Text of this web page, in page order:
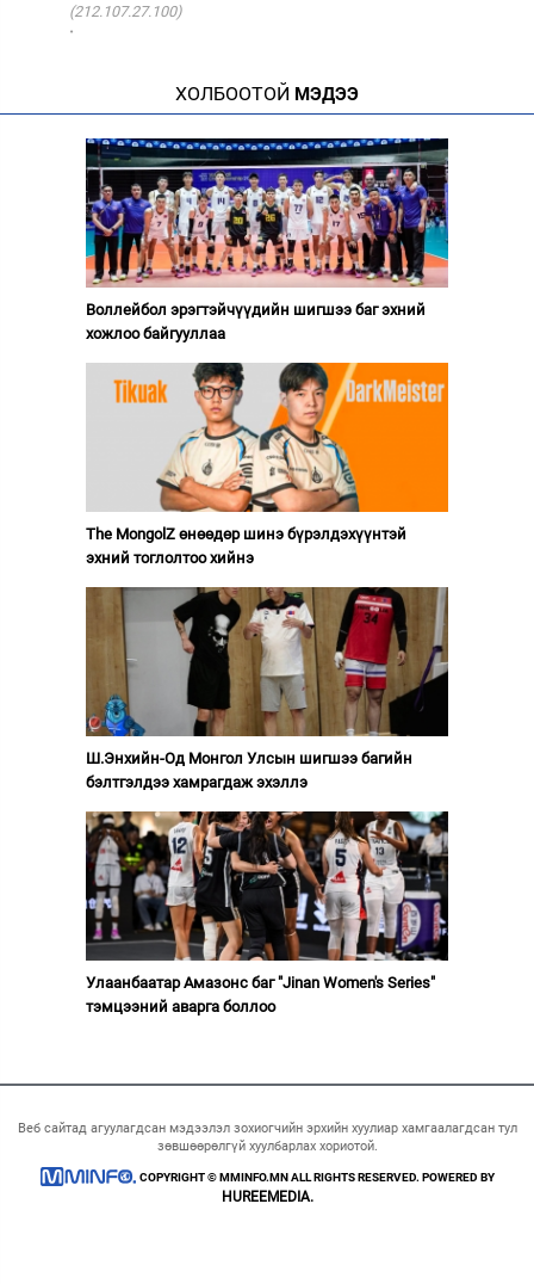
(212.107.27.100)
·
ХОЛБООТОЙ МЭДЭЭ
Воллейбол эрэгтэйчүүдийн шигшээ баг эхний
хожлоо байгууллаа
The MongolZ өнөөдөр шинэ бүрэлдэхүүнтэй
эхний тоглолтоо хийнэ
Ш.Энхийн-Од Монгол Улсын шигшээ багийн
бэлтгэлдээ хамрагдаж эхэллэ
Улаанбаатар Амазонс баг "Jinan Women's Series"
тэмцээний аварга боллоо
Веб сайтад агуулагдсан мэдээлэл зохиогчийн эрхийн хуулиар хамгаалагдсан тул
зөвшөөрөлгүй хуулбарлах хориотой.
COPYRIGHT © MMINFO.MN ALL RIGHTS RESERVED. POWERED BY
HUREEMEDIA.